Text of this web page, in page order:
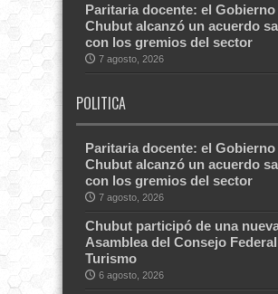
Paritaria docente: el Gobierno
Chubut alcanzó un acuerdo
con los gremios del sector
7 agosto, 2026
POLITICA
Paritaria docente: el Gobierno
Chubut alcanzó un acuerdo
con los gremios del sector
7 agosto, 2026
Chubut participó de una
Asamblea del Consejo
Turismo
6 agosto, 2026